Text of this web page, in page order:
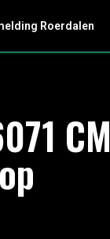
Roerdalen
CM